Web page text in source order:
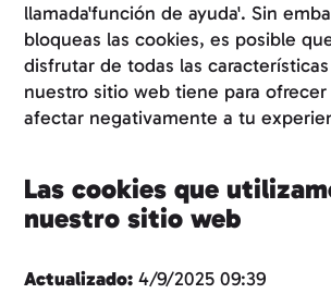
llamada'función de ayuda'. Sin
bloqueas las cookies, es posible
disfrutar de todas las
nuestro sitio web tiene para
afectar negativamente a tu
Las cookies que
nuestro sitio web
Actualizado: 4/9/2025 09:39